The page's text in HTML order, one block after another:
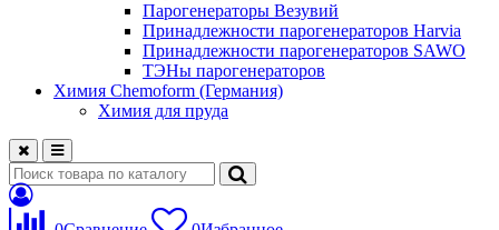
Парогенераторы Везувий
Принадлежности парогенераторов Harvia
Принадлежности парогенераторов SAWO
ТЭНы парогенераторов
Химия Chemoform (Германия)
Химия для пруда